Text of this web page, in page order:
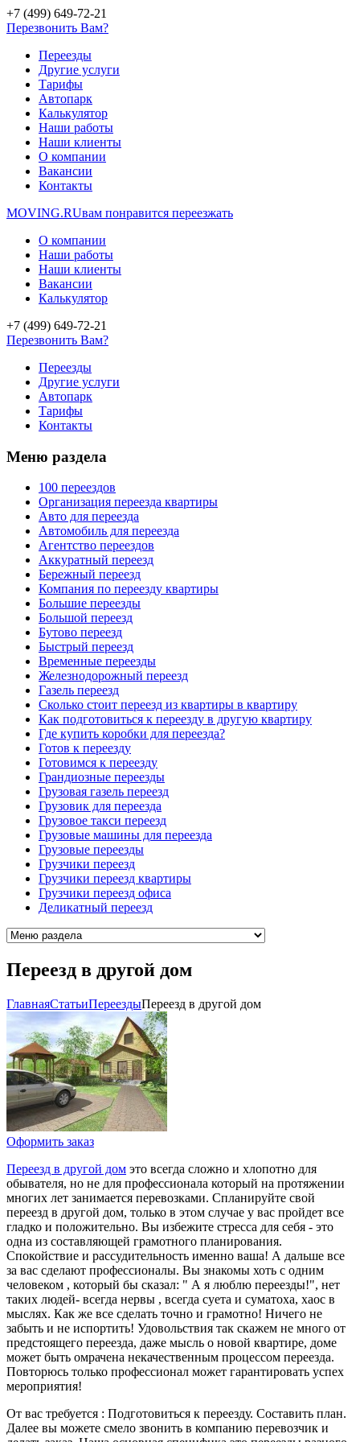
+7 (499) 649-72-21
Перезвонить Вам?
Переезды
Другие услуги
Тарифы
Автопарк
Калькулятор
Наши работы
Наши клиенты
О компании
Вакансии
Контакты
MOVING.RUвам понравится переезжать
О компании
Наши работы
Наши клиенты
Вакансии
Калькулятор
+7 (499) 649-72-21
Перезвонить Вам?
Переезды
Другие услуги
Автопарк
Тарифы
Контакты
Меню раздела
100 переездов
Организация переезда квартиры
Авто для переезда
Автомобиль для переезда
Агентство переездов
Аккуратный переезд
Бережный переезд
Компания по переезду квартиры
Большие переезды
Большой переезд
Бутово переезд
Быстрый переезд
Временные переезды
Железнодорожный переезд
Газель переезд
Сколько стоит переезд из квартиры в квартиру
Как подготовиться к переезду в другую квартиру
Где купить коробки для переезда?
Готов к переезду
Готовимся к переезду
Грандиозные переезды
Грузовая газель переезд
Грузовик для переезда
Грузовое такси переезд
Грузовые машины для переезда
Грузовые переезды
Грузчики переезд
Грузчики переезд квартиры
Грузчики переезд офиса
Деликатный переезд
Переезд в другой дом
ГлавнаяCтатьиПереездыПереезд в другой дом
Оформить заказ
Переезд в другой дом это всегда сложно и хлопотно для
обывателя, но не для профессионала который на протяжении
многих лет занимается перевозками. Спланируйте свой
переезд в другой дом, только в этом случае у вас пройдет все
гладко и положительно. Вы избежите стресса для себя - это
одна из составляющей грамотного планирования.
Спокойствие и рассудительность именно ваша! А дальше все
за вас сделают профессионалы. Вы знакомы хоть с одним
человеком , который бы сказал: " А я люблю переезды!", нет
таких людей- всегда нервы , всегда суета и суматоха, хаос в
мыслях. Как же все сделать точно и грамотно! Ничего не
забыть и не испортить! Удовольствия так скажем не много от
предстоящего переезда, даже мысль о новой квартире, доме
может быть омрачена некачественным процессом переезда.
Повторюсь только профессионал может гарантировать успех
мероприятия!
От вас требуется : Подготовиться к переезду. Составить план.
Далее вы можете смело звонить в компанию перевозчик и